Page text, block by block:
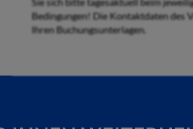
Bedingungen! Die Kontaktdaten des
Ihren Buchungsunterlagen.